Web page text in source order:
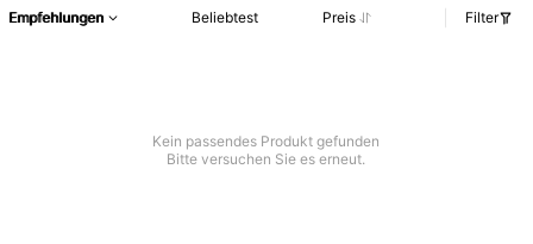
Empfehlungen Beliebtest Preis Filter
Kein passendes Produkt gefunden
Bitte versuchen Sie es erneut.